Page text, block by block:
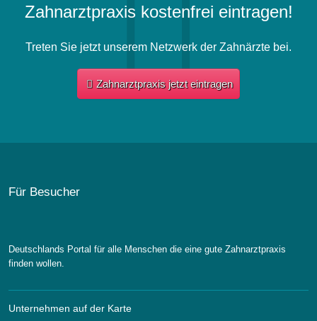
Zahnarztpraxis kostenfrei eintragen!
Treten Sie jetzt unserem Netzwerk der Zahnärzte bei.
Zahnarztpraxis jetzt eintragen
Für Besucher
Deutschlands Portal für alle Menschen die eine gute Zahnarztpraxis
finden wollen.
Unternehmen auf der Karte